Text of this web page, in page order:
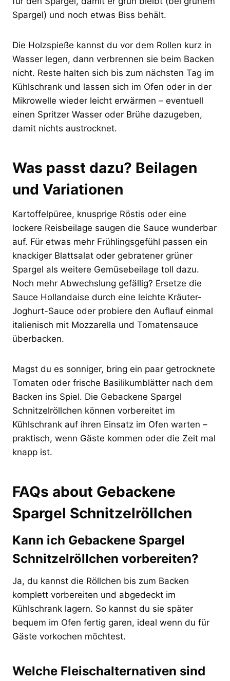
Spargel) und noch etwas Biss behält.
Die Holzspieße kannst du vor dem Rollen kurz in
Wasser legen, dann verbrennen sie beim Backen
nicht. Reste halten sich bis zum nächsten Tag im
Kühlschrank und lassen sich im Ofen oder in der
Mikrowelle wieder leicht erwärmen – eventuell
einen Spritzer Wasser oder Brühe dazugeben,
damit nichts austrocknet.
Was passt dazu? Beilagen
und Variationen
Kartoffelpüree, knusprige Röstis oder eine
lockere Reisbeilage saugen die Sauce wunderbar
auf. Für etwas mehr Frühlingsgefühl passen ein
knackiger Blattsalat oder gebratener grüner
Spargel als weitere Gemüsebeilage toll dazu.
Noch mehr Abwechslung gefällig? Ersetze die
Sauce Hollandaise durch eine leichte Kräuter-
Joghurt-Sauce oder probiere den Auflauf einmal
italienisch mit Mozzarella und Tomatensauce
überbacken.
Magst du es sonniger, bring ein paar getrocknete
Tomaten oder frische Basilikumblätter nach dem
Backen ins Spiel. Die Gebackene Spargel
Schnitzelröllchen können vorbereitet im
Kühlschrank auf ihren Einsatz im Ofen warten –
praktisch, wenn Gäste kommen oder die Zeit mal
knapp ist.
FAQs about Gebackene
Spargel Schnitzelröllchen
Kann ich Gebackene Spargel
Schnitzelröllchen vorbereiten?
Ja, du kannst die Röllchen bis zum Backen
komplett vorbereiten und abgedeckt im
Kühlschrank lagern. So kannst du sie später
bequem im Ofen fertig garen, ideal wenn du für
Gäste vorkochen möchtest.
Welche Fleischalternativen sind